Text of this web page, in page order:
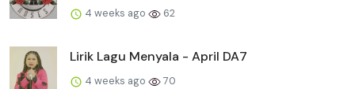
4 weeks ago 62
Lirik Lagu Menyala - April DA7
4 weeks ago 70